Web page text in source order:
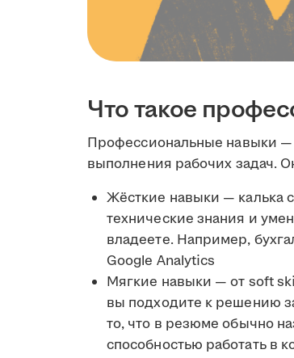
Что такое
Профессиональные навыки —
выполнения рабочих задач.
Жёсткие навыки — калька
технические знания и
владеете. Например,
Google Analytics
Мягкие навыки — от soft
вы подходите к решению
то, что в резюме обычно
способностью работать в